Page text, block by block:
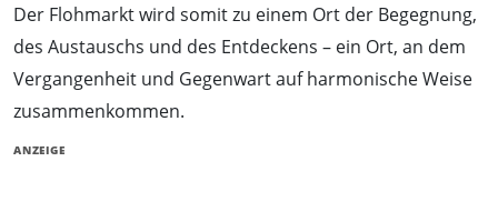
Der Flohmarkt wird somit zu einem Ort der Begegnung,
des Austauschs und des Entdeckens – ein Ort, an dem
Vergangenheit und Gegenwart auf harmonische Weise
zusammenkommen.
ANZEIGE